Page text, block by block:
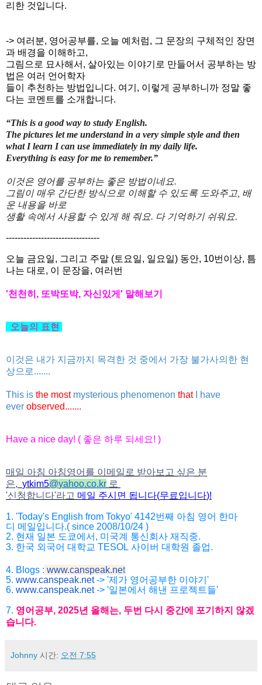
리한 것입니다.
-> 여러분, 영어공부를, 오늘 예처럼, 그 문장의 구체적인 장면
과 배경을 이해하고,
그림으로 묘사해서, 살아있는 이야기로 만들어서 공부하는 방
법은 여러 언어학자
들이 추천하는 방법입니다. 여기, 이렇게 공부하니까 정말 좋
다는 코멘트를 소개합니다.
“This is a good way to study English.
The pictures let me understand in a very simple style and then
what I learn I can use immediately in my daily life.
Everything is easy for me to remember.”
이것은 영어를 공부하는 좋은 방법이네요.
그림이 매우 간단한 방식으로 이해할 수 있도록 도와주고, 배
운 내용을 바로
생활 속에서 사용할 수 있게 해 줘요. 다 기억하기 쉬워요.
--------------------------------
오늘 금요일, 그리고 주말 (토요일, 일요일) 동안, 10번이상, 틈
나는 대로, 이 문장을, 여러번
'천천히, 또박또박, 자신있게' 말해보기
오늘의 표현
이것은 내가 지금까지 목격한 것 중에서 가장 불가사의한 현
상으로.......
This is the mostmysterious phenomenon thatI have
ever observed.......
Have a nice day! ( 좋은 하루 되세요! )
매일 아침 아침영어를 이메일로 받아보고 싶은 분
은, ytkim5@yahoo.co.kr 로
'신청합니다'라고 메일 주시면 됩니다(무료입니다)!
1. 'Today's English from Tokyo' 4142번째 아침 영어 한마
디 메일입니다.( since 2008/10/24 )
2. 현재 일본 도쿄에서 , 미국계 통신회사 재직중.
3. 한국 외국어 대학교 TESOL 사이버 대학원 졸업.
4. Blogs : www.canspeak.net
5. www.canspeak.net-> '제가 영어공부한 이야기'
6. www.canspeak.net-> '일본에서 해낸 프로젝트들'
7. 영어공부, 2025년 올해는, 두번 다시 중간에 포기하지 않겠
습니 다.
Johnny 시간: 오전 7:55